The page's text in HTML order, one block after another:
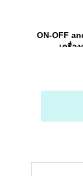
ON-OFF
เครื่อ